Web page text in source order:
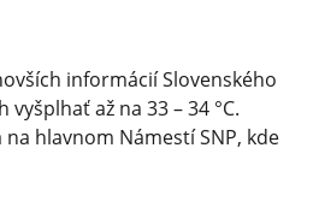
informácií Slovenského
až na 33 – 34 °C.
hlavnom Námestí SNP, kde